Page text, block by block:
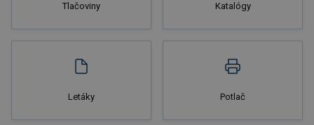
Tlačoviny Katalógy
Letáky Potlač